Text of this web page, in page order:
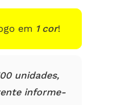
em 1 cor!
unidades,
informe-